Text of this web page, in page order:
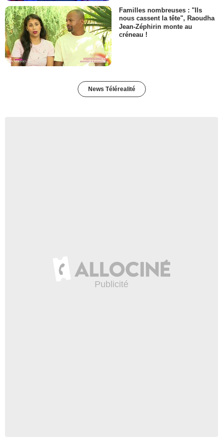
Familles nombreuses : "Ils
nous cassent la tête", Raoudha
Jean-Zéphirin monte au
créneau !
News Télérealité